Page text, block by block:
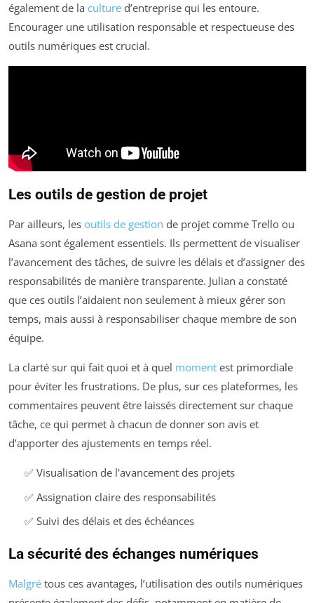
également de la culture d’entreprise qui les entoure.
Encourager une utilisation responsable et respectueuse des
outils numériques est crucial.
Les outils de gestion de projet
Par ailleurs, les outils de gestion de projet comme Trello ou
Asana sont également essentiels. Ils permettent de visualiser
l’avancement des tâches, de suivre les délais et d’assigner des
responsabilités de manière transparente. Julian a constaté
que ces outils l’aidaient non seulement à mieux gérer son
temps, mais aussi à responsabiliser chaque membre de son
équipe.
La clarté sur qui fait quoi et à quel moment est primordiale
pour éviter les frustrations. De plus, sur ces plateformes, les
commentaires peuvent être laissés directement sur chaque
tâche, ce qui permet à chacun de donner son avis et
d’apporter des ajustements en temps réel.
✅ Visualisation de l’avancement des projets
✅ Assignation claire des responsabilités
✅ Suivi des délais et des échéances
La sécurité des échanges numériques
Malgré tous ces avantages, l’utilisation des outils numériques